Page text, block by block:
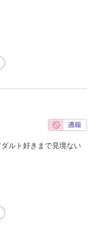
ルト好きまで見境ない